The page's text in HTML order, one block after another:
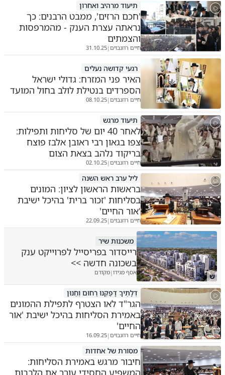
תיעוד מרהיב ואחרון
'חכם הרזים', ממבט הרבנים: כך
נראתה עצרת הענק - מהמרפסות
והצמתים
חיים רוזנבוים|
31.10.25
רגעי קדושה נעלים
האיר פני המזרח: גדולי ישראל
הספרדים בנטילת לולב בחול המועד
חיים רוזנבוים|
08.10.25
תיעוד מרגש
לאחר 40 יום של סליחות ותפילות:
צפו בגאון רבי ראובן אלבז פוצח
בריקוד נלהב בצאת הצום
חיים רוזנבוים|
02.10.25
ליל ערב ראש השנה
בראשות הראשון לציון: המונים
בסליחות 'זכור ברית' בהיכל ישיבת
'אור החיים'
חיים רוזנבוים|
22.09.25
ש
משכנות שיר
רייסדור בפריסייל לפרוייקט ענק
בשכונה חדשה >>
אסף מגידו|מקודם
דְּלָתֶיךָ דָּפַקְנוּ רַחוּם וְחַנּוּן
הגר"ד לאו הצטרף לתפילת ההמונים
באמירת הסליחות בהיכל ישיבת 'אור
החיים'
חיים רוזנבוים|
16.09.25
מסורת של אחדות
חיבור מרגש באמירת הסליחות:
המשפיע החסידי עורר את הלבבות